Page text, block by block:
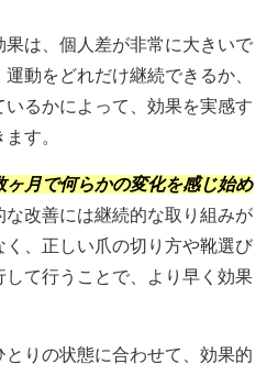
は、個人差が非常に大きいで
動をどれだけ継続できるか、
るかによって、効果を実感す
す。
ヶ月で何らかの変化を感じ始め
な改善には継続的な取り組みが
、正しい爪の切り方や靴選び
て行うことで、より早く効果
りの状態に合わせて、効果的